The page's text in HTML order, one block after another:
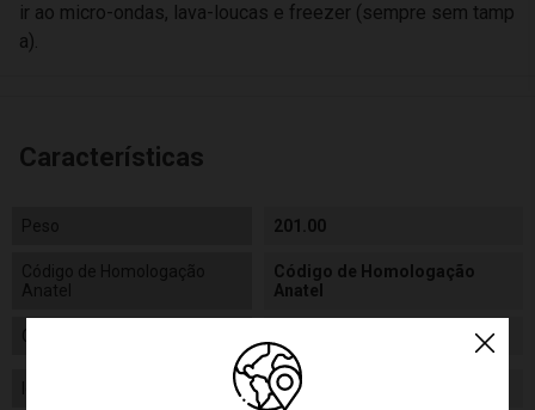
ir ao micro-ondas, lava-loucas e freezer (sempre sem tamp
a).
Características
Peso 201.00
Código de Homologação
Anatel
Código de Homologação
Anatel
Certificado/ Selo Inmetro